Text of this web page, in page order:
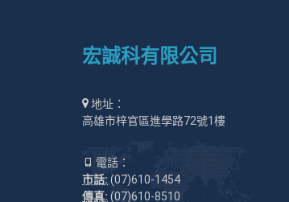
宏誠科有限公司
地址：
高雄市梓官區進學路72號1樓
電話：
市話: (07)610-1454
傳真: (07)610-8510